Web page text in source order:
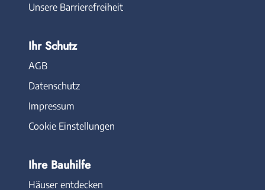
Unsere Barrierefreiheit
Ihr Schutz
AGB
Datenschutz
Impressum
Cookie Einstellungen
Ihre Bauhilfe
Häuser entdecken